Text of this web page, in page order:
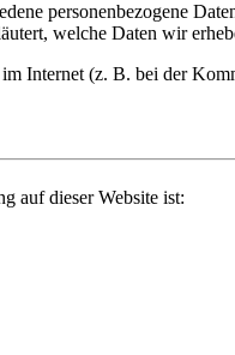
personenbezogene
welche Daten wir
Internet (z. B. bei der
auf dieser Website ist: